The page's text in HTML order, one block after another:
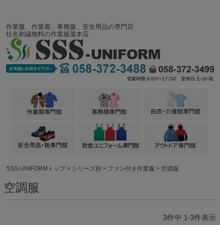
作業服、作業着、事務服、安全用品の専門店
社名刺繍無料の作業服屋本店
SSS-UNIFORMトップ シリーズ別 ファン付き作業服 空調服
空調服
3件中 1-3件表示